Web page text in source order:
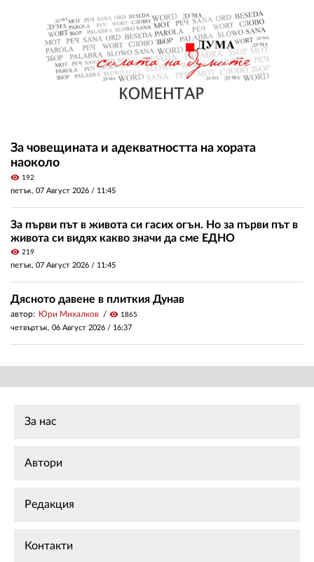
За човещината и адекватността на хората
наоколо
visibility 192
петък, 07 Август 2026 / 11:45
За първи път в живота си гасих огън. Но за първи път в
живота си видях какво значи да сме ЕДНО
visibility 219
петък, 07 Август 2026 / 11:45
Дясното давене в плиткия Дунав
автор: Юри Михалков visibility 1865
четвъртък, 06 Август 2026 / 16:37
За нас
Автори
Редакция
Контакти